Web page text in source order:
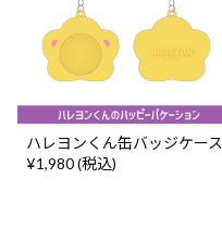
ハレヨンくん缶バッジケース
¥1,980 (税込)